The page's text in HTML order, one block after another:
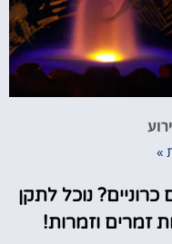
»
נוכל לתקן
זמרים וזמרות!